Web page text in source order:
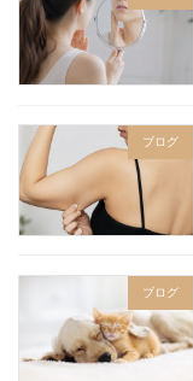
ブログ
ブログ